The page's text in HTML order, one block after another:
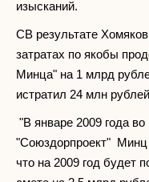
изысканий.
СВ результате
затратах по якобы
Минца" на 1 млрд
истратил 24 млн
"В январе 2009 года
"Союздорпроект" Минц
что на 2009 год будет